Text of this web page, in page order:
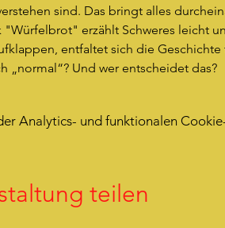
sind. Das bringt alles
"Würfelbrot" erzählt Schweres leicht
entfaltet sich die
„normal“? Und wer entscheidet das?
Analytics- und funktionalen
teilen